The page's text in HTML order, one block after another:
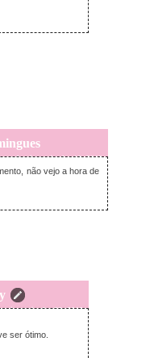
domingo, junho 16, 2019
não vejo a hora de
junho 23, 2019
ser ótimo.